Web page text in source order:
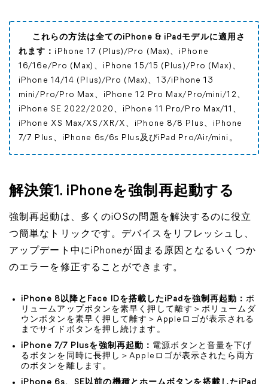
これらの方法は全てのiPhone & iPadモデルに適用さ
れます： iPhone 17 (Plus)/Pro (Max)、iPhone
16/16e/Pro (Max)、iPhone 15/15 (Plus)/Pro (Max)、
iPhone 14/14 (Plus)/Pro (Max)、13/iPhone 13
mini/Pro/Pro Max、iPhone 12 Pro Max/Pro/mini/12、
iPhone SE 2022/2020、iPhone 11 Pro/Pro Max/11、
iPhone XS Max/XS/XR/X、iPhone 8/8 Plus、iPhone
7/7 Plus、iPhone 6s/6s Plus及びiPad Pro/Air/mini。
解決策1. iPhoneを強制再起動する
強制再起動は、多くのiOSの問題を解決するのに役立
つ簡単なトリックです。デバイスをリフレッシュし、
アップデート中にiPhoneが固まる原因となるいくつか
のエラーを修正することができます。
iPhone 8以降とFace IDを搭載したiPadを強制再起動：ボ
リュームアップボタンを素早く押して離す＞ボリュームダ
ウンボタンを素早く押して離す＞Appleロゴが表示される
までサイドボタンを押し続けます。
iPhone 7/7 Plusを強制再起動： 電源ボタンと音量を下げ
るボタンを同時に長押し＞Appleロゴが表示されたら両方
のボタンを離します。